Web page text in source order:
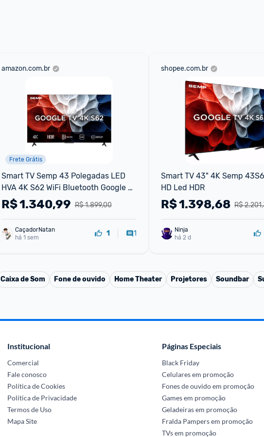
amazon.com.br
Frete Grátis
Smart TV Semp 43 Polegadas LED
HVA 4K S62 WiFi Bluetooth Google
TV 3 HDMI HDR10+ Dolby Audio
43S62
R$ 1.899,00
R$1.340,99
CaçadorNatan
há 1 sem
1 1
shopee.com.br
Smart TV 43" 4K Semp
HD Led HDR
R$
R$1.398,68
há 2 d
Caixa de Som Fone de ouvido Home Theater Projetores Soundbar
Institucional
Comercial
Fale conosco
Política de Cookies
Política de Privacidade
Termos de Uso
Mapa Site
Páginas Especiais
Black Friday
Celulares em promoção
Fones de ouvido em promoção
Games em promoção
Geladeiras em promoção
Fralda Pampers em promoção
TVs em promoção